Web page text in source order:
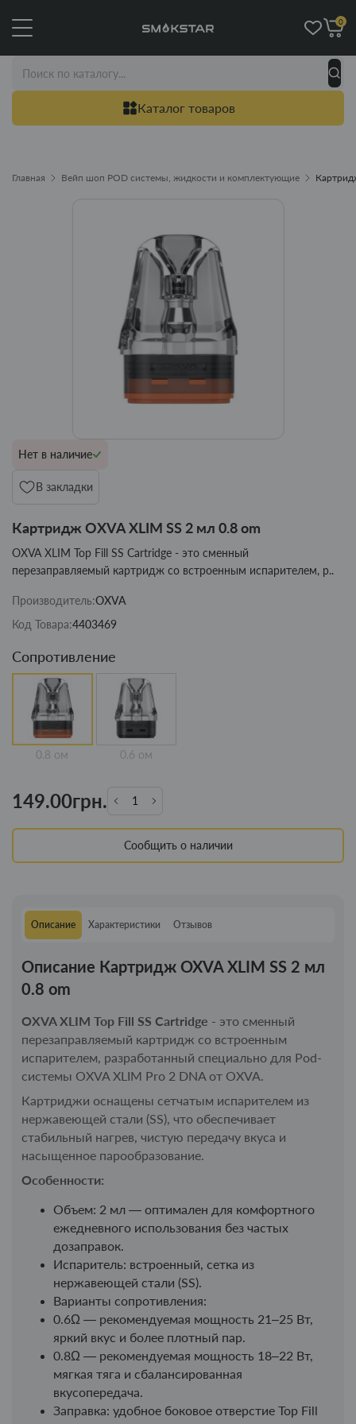
Каталог товаров
0
Главная Вейп шоп POD системы, жидкости и комплектующие
Нет в наличие
В закладки
Картридж OXVA XLIM SS 2 мл 0.8 om
OXVA XLIM Top Fill SS Cartridge - это сменный
перезаправляемый картридж со встроенным испарителем, р..
Производитель:OXVA
Код Товара:4403469
Сопротивление
0.8 ом 0.6 ом
149.00грн.
Сообщить о наличии
Описание Характеристики Отзывов
Описание Картридж OXVA XLIM SS 2 мл
0.8 om
OXVA XLIM Top Fill SS Cartridge - это сменный
перезаправляемый картридж со встроенным
испарителем, разработанный специально для Pod-
системы OXVA XLIM Pro 2 DNA от OXVA.
Картриджи оснащены сетчатым испарителем из
нержавеющей стали (SS), что обеспечивает
стабильный нагрев, чистую передачу вкуса и
насыщенное парообразование.
Особенности:
Объем: 2 мл — оптимален для комфортного
ежедневного использования без частых
дозаправок.
Испаритель: встроенный, сетка из
нержавеющей стали (SS).
Варианты сопротивления:
0.6Ω — рекомендуемая мощность 21–25 Вт,
яркий вкус и более плотный пар.
0.8Ω — рекомендуемая мощность 18–22 Вт,
мягкая тяга и сбалансированная
вкусопередача.
Заправка: удобное боковое отверстие Top Fill